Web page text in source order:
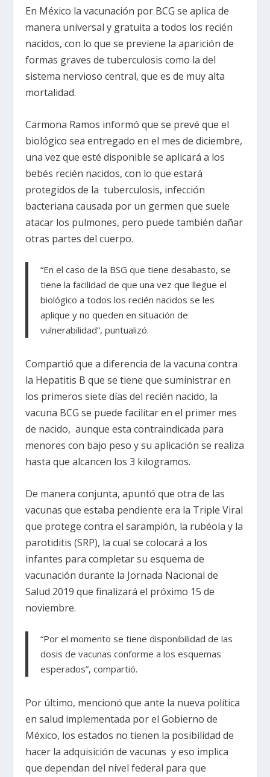
En México la vacunación por BCG se aplica de
manera universal y gratuita a todos los recién
nacidos, con lo que se previene la aparición de
formas graves de tuberculosis como la del
sistema nervioso central, que es de muy alta
mortalidad.
Carmona Ramos informó que se prevé que el
biológico sea entregado en el mes de diciembre,
una vez que esté disponible se aplicará a los
bebés recién nacidos, con lo que estará
protegidos de la tuberculosis, infección
bacteriana causada por un germen que suele
atacar los pulmones, pero puede también dañar
otras partes del cuerpo.
“En el caso de la BSG que tiene desabasto, se
tiene la facilidad de que una vez que llegue el
biológico a todos los recién nacidos se les
aplique y no queden en situación de
vulnerabilidad”, puntualizó.
Compartió que a diferencia de la vacuna contra
la Hepatitis B que se tiene que suministrar en
los primeros siete días del recién nacido, la
vacuna BCG se puede facilitar en el primer mes
de nacido, aunque esta contraindicada para
menores con bajo peso y su aplicación se realiza
hasta que alcancen los 3 kilogramos.
De manera conjunta, apuntó que otra de las
vacunas que estaba pendiente era la Triple Viral
que protege contra el sarampión, la rubéola y la
parotiditis (SRP), la cual se colocará a los
infantes para completar su esquema de
vacunación durante la Jornada Nacional de
Salud 2019 que finalizará el próximo 15 de
noviembre.
“Por el momento se tiene disponibilidad de las
dosis de vacunas conforme a los esquemas
esperados”, compartió.
Por último, mencionó que ante la nueva política
en salud implementada por el Gobierno de
México, los estados no tienen la posibilidad de
hacer la adquisición de vacunas y eso implica
que dependan del nivel federal para que